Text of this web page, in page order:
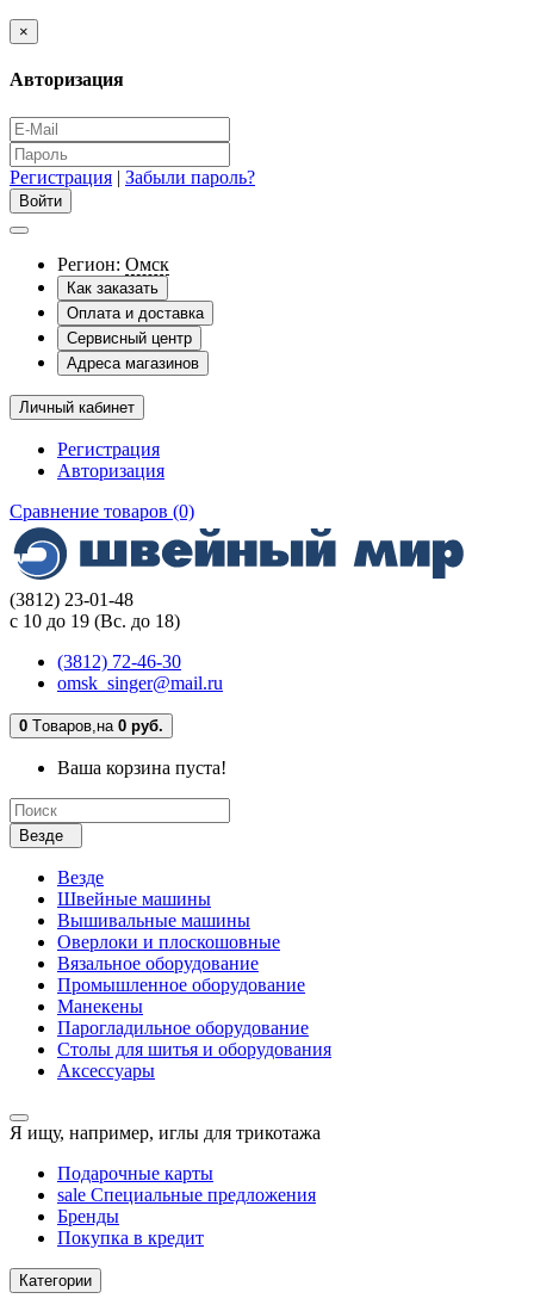
×
Авторизация
Регистрация | Забыли пароль?
Регион: Омск
Как заказать
Оплата и доставка
Сервисный центр
Адреса магазинов
Личный кабинет
Регистрация
Авторизация
Сравнение товаров (0)
(3812) 23-01-48
с 10 до 19 (Вс. до 18)
(3812) 72-46-30
omsk_singer@mail.ru
0 Tоваров,на 0 руб.
Ваша корзина пуста!
Везде
Везде
Швейные машины
Вышивальные машины
Оверлоки и плоскошовные
Вязальное оборудование
Промышленное оборудование
Манекены
Парогладильное оборудование
Столы для шитья и оборудования
Аксессуары
Я ищу, например, иглы для трикотажа
Подарочные карты
sale Специальные предложения
Бренды
Покупка в кредит
Категории